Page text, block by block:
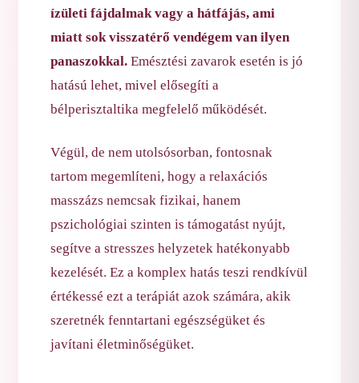
ízületi fájdalmak vagy a hátfájás, ami
miatt sok visszatérő vendégem van ilyen
panaszokkal. Emésztési zavarok esetén is jó
hatású lehet, mivel elősegíti a
bélperisztaltika megfelelő működését.
Végül, de nem utolsósorban, fontosnak
tartom megemlíteni, hogy a relaxációs
masszázs nemcsak fizikai, hanem
pszichológiai szinten is támogatást nyújt,
segítve a stresszes helyzetek hatékonyabb
kezelését. Ez a komplex hatás teszi rendkívül
értékessé ezt a terápiát azok számára, akik
szeretnék fenntartani egészségüket és
javítani életminőségüket.